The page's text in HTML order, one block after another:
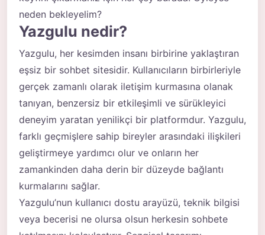
neden bekleyelim?
Yazgulu nedir?
Yazgulu, her kesimden insanı birbirine yaklaştıran
eşsiz bir sohbet sitesidir. Kullanıcıların birbirleriyle
gerçek zamanlı olarak iletişim kurmasına olanak
tanıyan, benzersiz bir etkileşimli ve sürükleyici
deneyim yaratan yenilikçi bir platformdur. Yazgulu,
farklı geçmişlere sahip bireyler arasındaki ilişkileri
geliştirmeye yardımcı olur ve onların her
zamankinden daha derin bir düzeyde bağlantı
kurmalarını sağlar.
Yazgulu’nun kullanıcı dostu arayüzü, teknik bilgisi
veya becerisi ne olursa olsun herkesin sohbete